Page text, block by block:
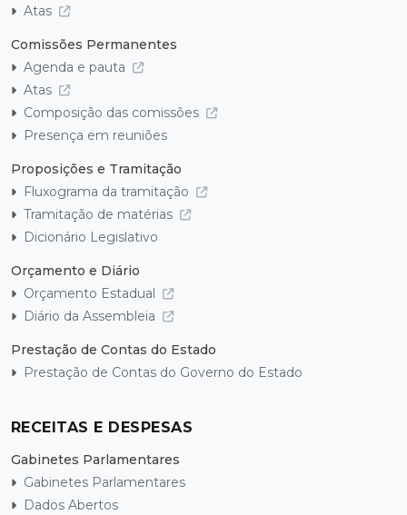
Atas
Comissões Permanentes
Agenda e pauta
Atas
Composição das comissões
Presença em reuniões
Proposições e Tramitação
Fluxograma da tramitação
Tramitação de matérias
Dicionário Legislativo
Orçamento e Diário
Orçamento Estadual
Diário da Assembleia
Prestação de Contas do Estado
Prestação de Contas do Governo do Estado
RECEITAS E DESPESAS
Gabinetes Parlamentares
Gabinetes Parlamentares
Dados Abertos